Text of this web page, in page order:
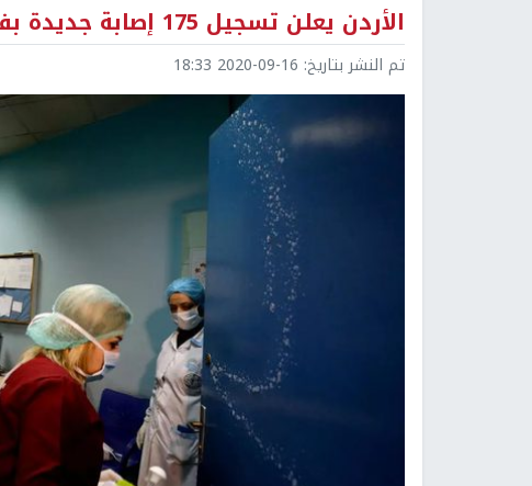
الأردن يعلن تسجيل 175 إصابة جديدة بفيروس كورونا
تم النشر بتاريخ: 2020-09-16 18:33